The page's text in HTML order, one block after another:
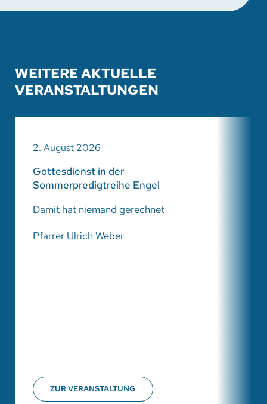
WEITERE AKTUELLE
VERANSTALTUNGEN
2. August 2026
Gottesdienst in der
Sommerpredigtreihe Engel
Damit hat niemand gerechnet
Pfarrer Ulrich Weber
ZUR VERANSTALTUNG